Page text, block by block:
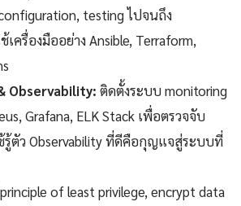
testing ไปจนถึง
เครื่องมืออย่าง Ansible, Terraform,
Observability: ติดตั้งระบบ monitoring
Grafana, ELK Stack เพื่อตรวจจับ
ตัว Observability ที่ดีคือกุญแจสู่ระบบที่
of least privilege, encrypt data